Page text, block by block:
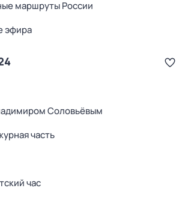
маршруты России
эфира
Соловьёвым
часть
час